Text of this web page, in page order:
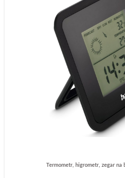
Termometr, higrometr, zegar na